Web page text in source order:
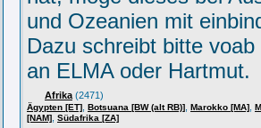
und Ozeanien mit
Dazu schreibt bitte
an ELMA oder Hartmut.
Afrika (2471)
Ägypten [ET] Botsuana [BW (alt RB)] Marokko [MA]
[NAM] Südafrika [ZA]